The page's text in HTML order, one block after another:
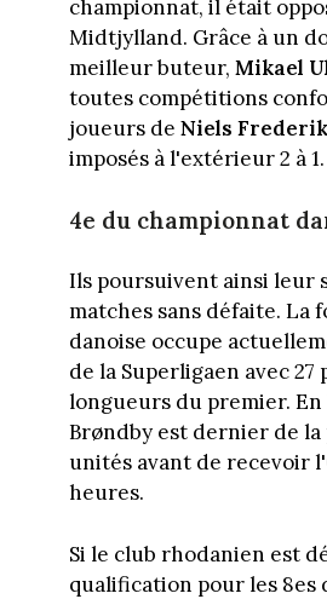
championnat, il était
Midtjylland. Grâce à un
meilleur buteur, Mikael
toutes compétitions
joueurs de Niels
imposés à l'extérieur 2 à 1.
4e du championnat
Ils poursuivent ainsi leur
matches sans défaite. La
danoise occupe
de la Superligaen avec 27
longueurs du premier. En
Brøndby est dernier de la
unités avant de recevoir
heures.
Si le club rhodanien est
qualification pour les 8es